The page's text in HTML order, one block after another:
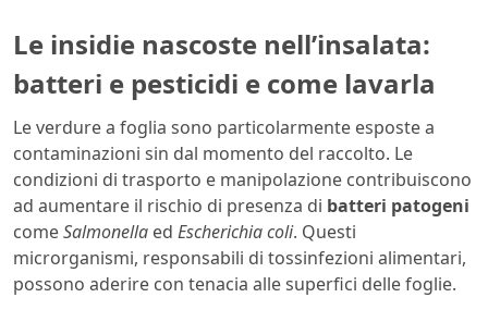
Le insidie nascoste nell’insalata:
batteri e pesticidi e come lavarla
Le verdure a foglia sono particolarmente esposte a
contaminazioni sin dal momento del raccolto. Le
condizioni di trasporto e manipolazione contribuiscono
ad aumentare il rischio di presenza di batteri patogeni
comeSalmonella ed Escherichia coli. Questi
microrganismi, responsabili di tossinfezioni alimentari,
possono aderire con tenacia alle superfici delle foglie.